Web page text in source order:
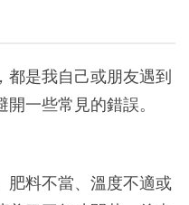
都是我自己或朋友遇到
一些常見的錯誤。
肥料不當、溫度不適或